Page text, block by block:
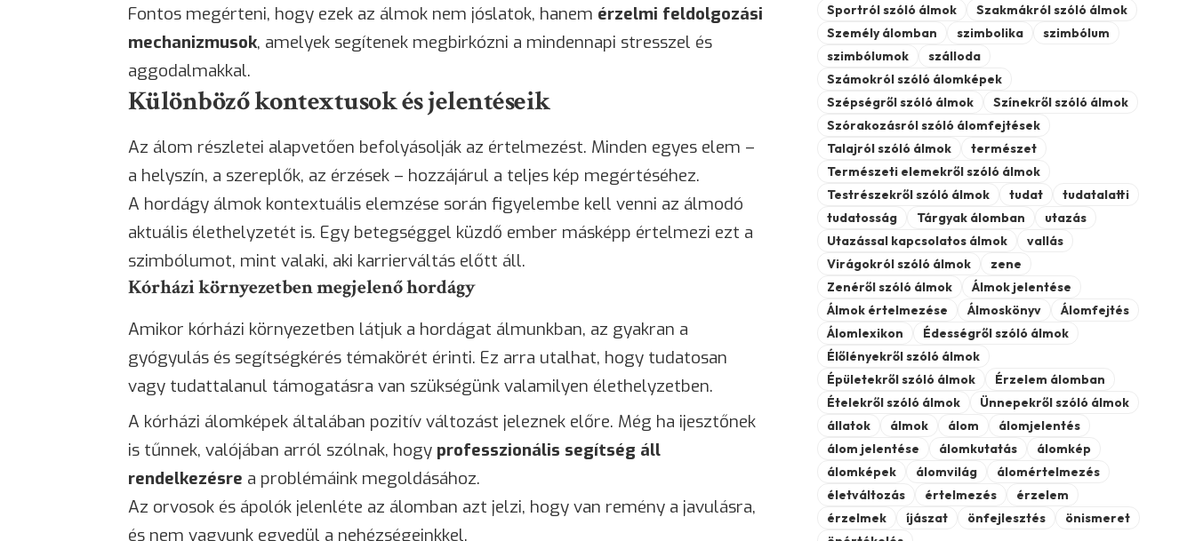
Fontos megérteni, hogy ezek az álmok nem jóslatok, hanem érzelmi feldolgozási
mechanizmusok, amelyek segítenek megbirkózni a mindennapi stresszel és
aggodalmakkal.
Különböző kontextusok és jelentéseik
Az álom részletei alapvetően befolyásolják az értelmezést. Minden egyes elem –
a helyszín, a szereplők, az érzések – hozzájárul a teljes kép megértéséhez.
A hordágy álmok kontextuális elemzése során figyelembe kell venni az álmodó
aktuális élethelyzetét is. Egy betegséggel küzdő ember másképp értelmezi ezt a
szimbólumot, mint valaki, aki karrierváltás előtt áll.
Kórházi környezetben megjelenő hordágy
Amikor kórházi környezetben látjuk a hordágat álmunkban, az gyakran a
gyógyulás és segítségkérés témakörét érinti. Ez arra utalhat, hogy tudatosan
vagy tudattalanul támogatásra van szükségünk valamilyen élethelyzetben.
A kórházi álomképek általában pozitív változást jeleznek előre. Még ha ijesztőnek
is tűnnek, valójában arról szólnak, hogy professzionális segítség áll
rendelkezésre a problémáink megoldásához.
Az orvosok és ápolók jelenléte az álomban azt jelzi, hogy van remény a javulásra,
és nem vagyunk egyedül a nehézségeinkkel.
Sportról szóló álmok
Szakmákról szóló álmok
Személy álomban
szimbolika
szimbólum
szimbólumok
szálloda
Számokról szóló álomképek
Szépségről szóló álmok
Színekről szóló álmok
Szórakozásról szóló álomfejtések
Talajról szóló álmok
természet
Természeti elemekről szóló álmok
Testrészekről szóló álmok
tudat
tudatalatti
tudatosság
Tárgyak álomban
utazás
Utazással kapcsolatos álmok
vallás
Virágokról szóló álmok
zene
Zenéről szóló álmok
Álmok jelentése
Álmok értelmezése
Álmoskönyv
Álomfejtés
Álomlexikon
Édességről szóló álmok
Élőlényekről szóló álmok
Épületekről szóló álmok
Érzelem álomban
Ételekről szóló álmok
Ünnepekről szóló álmok
állatok
álmok álom
álomjelentés
álom jelentése
álomkutatás
álomkép
álomképek
álomvilág
álomértelmezés
életváltozás
értelmezés
érzelem
érzelmek
íjászat önfejlesztés
önismeret